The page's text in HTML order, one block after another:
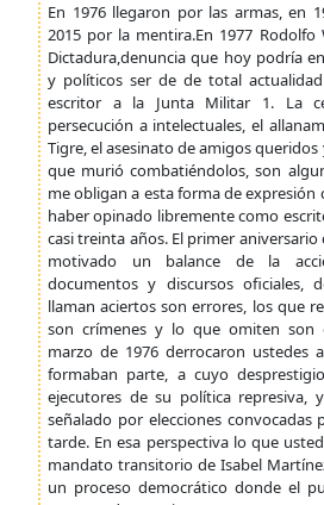
En 1976 llegaron por las armas, en
2015 por la mentira.En 1977 Rodolfo
Dictadura,denuncia que hoy podría
y políticos ser de de total
escritor a la Junta Militar 1. La
persecución a intelectuales, el
Tigre, el asesinato de amigos
que murió combatiéndolos, son
me obligan a esta forma de expresión
haber opinado libremente como
casi treinta años. El primer
motivado un balance de la
documentos y discursos oficiales,
llaman aciertos son errores, los que
son crímenes y lo que omiten son
marzo de 1976 derrocaron ustedes
formaban parte, a cuyo
ejecutores de su política represiva,
señalado por elecciones convocadas
tarde. En esa perspectiva lo que
mandato transitorio de Isabel
un proceso democrático donde el